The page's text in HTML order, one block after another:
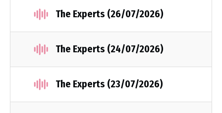
The Experts (26/07/2026)
The Experts (24/07/2026)
The Experts (23/07/2026)